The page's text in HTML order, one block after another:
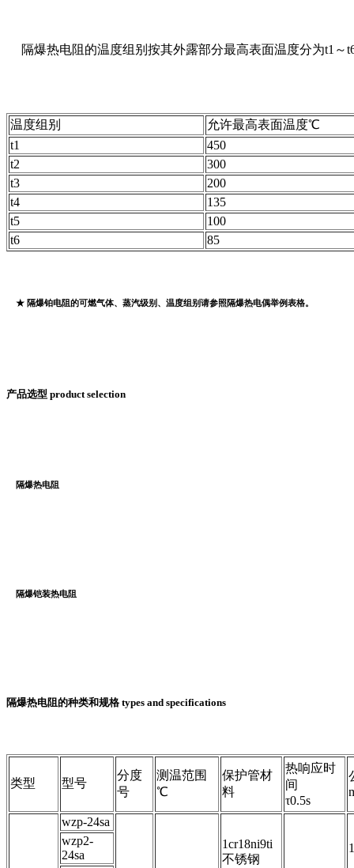
隔爆热电阻的温度组别按其外露部分最高表面温度分为t1～
温度组别
允许最高表面温度℃
t1
450
t2
300
t3
200
t4
135
t5
100
t6
85
★ 隔爆铂电阻的可燃气体、蒸汽级别、温度组别请参照隔爆热电偶举例表格。
产品选型 product selection
隔爆热电阻
隔爆铠装热电阻
隔爆热电阻的种类和规格 types and specifications
类型 型号
分度
号
测温范围
℃
保护管材
料
热响应时
间
τ0.5s
wzp-24sa
1cr18ni9ti
不锈钢
wzp2-
24sa